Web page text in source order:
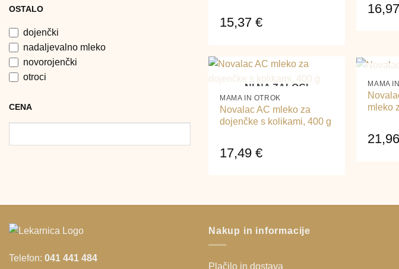
OSTALO
dojenčki
nadaljevalno mleko
novorojenčki
otroci
CENA
15,37 €
NI NA ZALOGI
MAMA IN OTROK
Novalac AC mleko za
dojenčke s kolikami, 400 g
17,49 €
+
MAMA
mleko
Telefon: 041 441 484
Nakup in informacije
Plačilo in dostava